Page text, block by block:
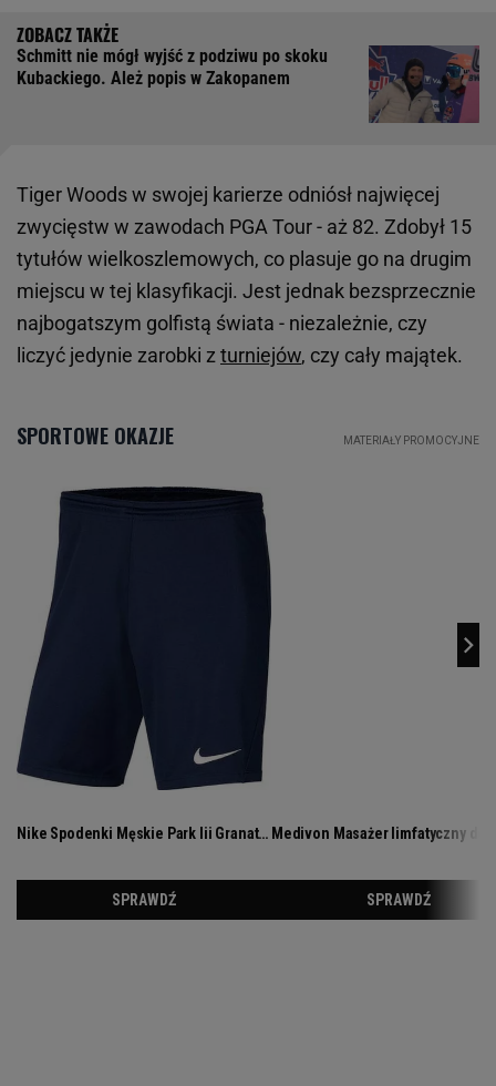
Schmitt nie mógł wyjść z podziwu po skoku
Kubackiego. Ależ popis w Zakopanem
Tiger Woods w swojej karierze odniósł najwięcej
zwycięstw w zawodach PGA Tour - aż 82. Zdobył 15
tytułów wielkoszlemowych, co plasuje go na drugim
miejscu w tej klasyfikacji. Jest jednak bezsprzecznie
najbogatszym golfistą świata - niezależnie, czy
liczyć jedynie zarobki zturniejów, czy cały majątek.